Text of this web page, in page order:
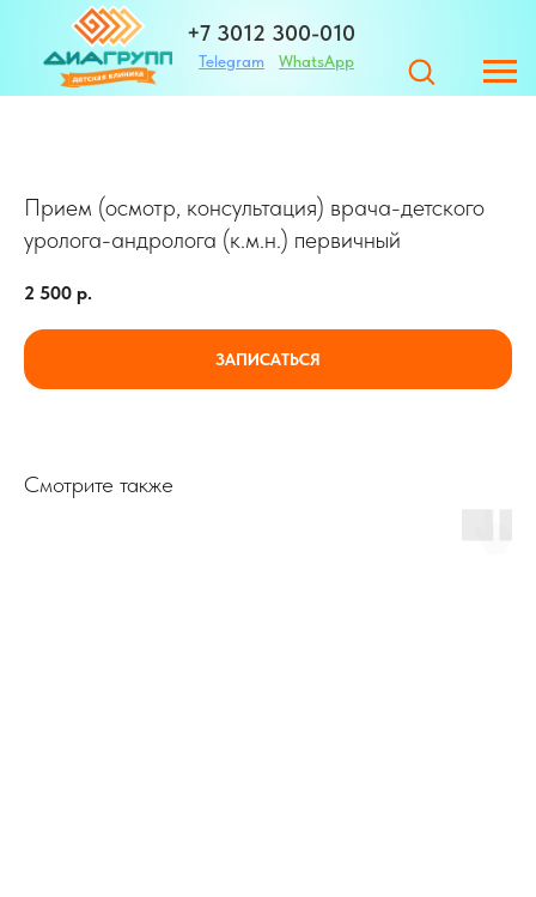
+7 3012 300-010
WhatsApp
Telegram
Адрес
г. Улан-Удэ ул.
Прием (осмотр, консультация) врача-детского
уролога-андролога (к.м.н.) первичный
2 500 р.
ЗАПИСАТЬСЯ
Смотрите также